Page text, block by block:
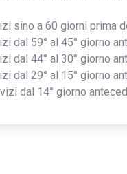
sino a 60 giorni prima
dal 59° al 45° giorno
dal 44° al 30° giorno
dal 29° al 15° giorno
dal 14° giorno